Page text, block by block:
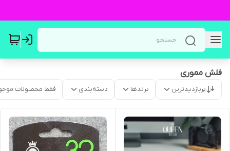
فلش مموری
پربازدیدترین برندها دسته‌بندی فقط محصولات